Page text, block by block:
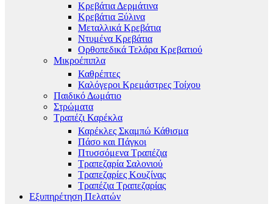
Κρεβάτια Δερμάτινα
Κρεβάτια Ξύλινα
Μεταλλικά Κρεβάτια
Ντυμένα Κρεβάτια
Ορθοπεδικά Τελάρα Κρεβατιού
Μικροέπιπλα
Καθρέπτες
Καλόγεροι Κρεμάστρες Τοίχου
Παιδικό Δωμάτιο
Στρώματα
Τραπέζι Καρέκλα
Καρέκλες Σκαμπώ Κάθισμα
Πάσο και Πάγκοι
Πτυσσόμενα Τραπέζια
Τραπεζαρία Σαλονιού
Τραπεζαρίες Κουζίνας
Τραπέζια Τραπεζαρίας
Εξυπηρέτηση Πελατών